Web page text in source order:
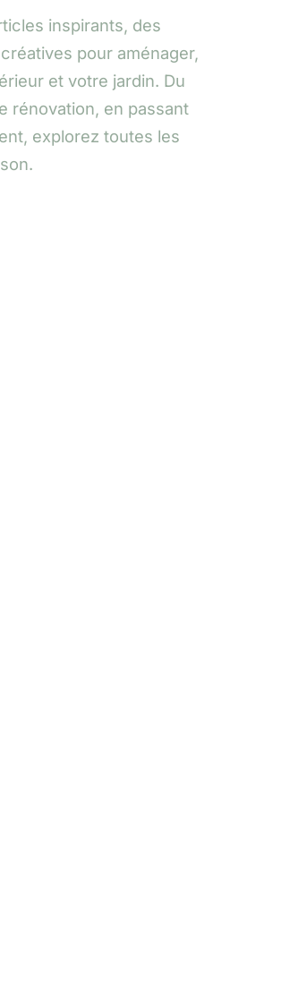
inspirants, des
pour aménager,
et votre jardin. Du
rénovation, en passant
explorez toutes les